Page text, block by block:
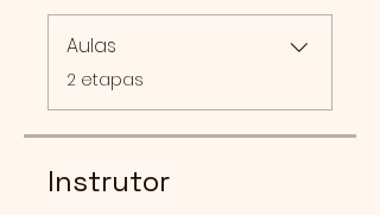
Aulas
2 etapas
Instrutor